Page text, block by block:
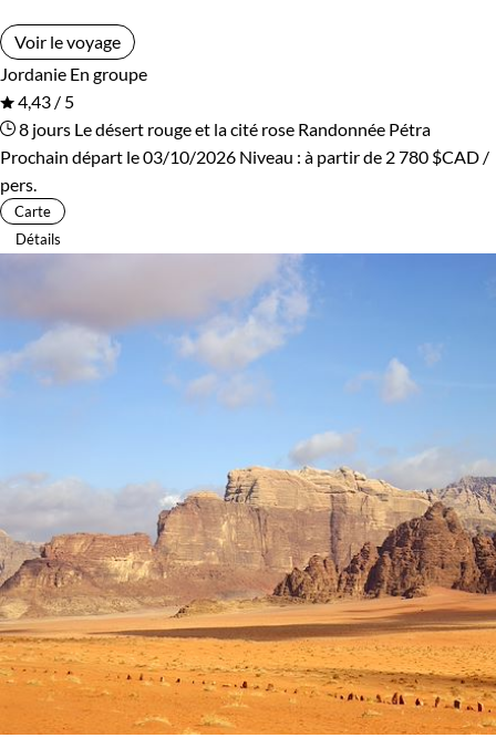
Voir le voyage
Jordanie En groupe
4,43 / 5
8 jours Le désert rouge et la cité rose Randonnée Pétra
Prochain départ le 03/10/2026 Niveau : à partir de 2 780 $CAD /
pers.
Carte
Détails